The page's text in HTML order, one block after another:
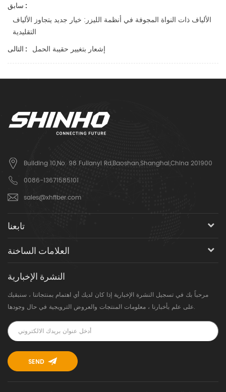
سابق :
الألياف ذات النواة المجوفة في أنظمة الليزر: خيار جديد يتجاوز الألياف
التقليدية
التالى : إشعار بتغيير حقيبة الحمل
Building 10,No. 98 Fulianyi Rd,Baoshan,Shanghai,China 201900
0086-13671585101
sales@xhfiber.com
تابعنا
العلامات الساخنة
النشرة الإخبارية
مرحباً بك في تسجيل النشرة الإخبارية إذا كان لديك أي اهتمام بمنتجاتنا ، سنبقيك
على علم بأخبارنا ، معلومات المنتجات والعروض الترويجية في حال وجودها.